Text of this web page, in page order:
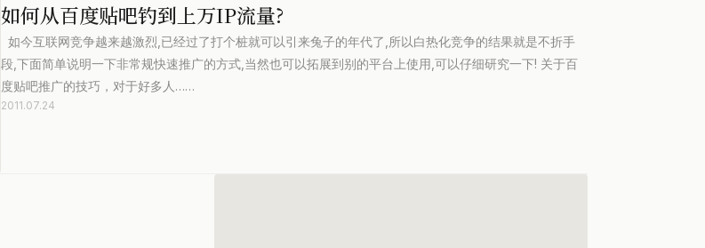
如何从百度贴吧钓到上万IP流量?
如今互联网竞争越来越激烈,已经过了打个桩就可以引来兔子的年代了,所以白热化竞争的结果就是不折手
段,下面简单说明一下非常规快速推广的方式,当然也可以拓展到别的平台上使用,可以仔细研究一下! 关于百
度贴吧推广的技巧，对于好多人……
2011.07.24